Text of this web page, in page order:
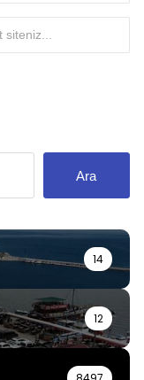
Ara
14
12